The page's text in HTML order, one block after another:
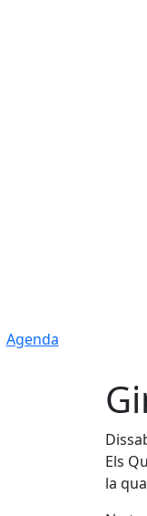
Agenda
Els
la